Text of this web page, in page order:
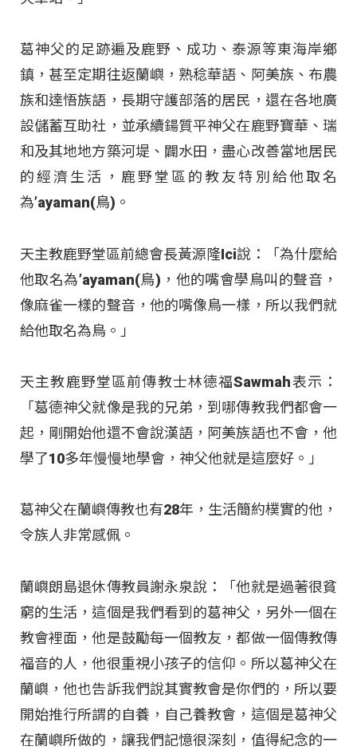
葛神父的足跡遍及鹿野、成功、泰源等東海岸鄉
鎮，甚至定期往返蘭嶼，熟稔華語、阿美族、布農
族和達悟族語，長期守護部落的居民，還在各地廣
設儲蓄互助社，並承續鍚質平神父在鹿野寶華、瑞
和及其地地方築河堤、闢水田，盡心改善當地居民
的經濟生活，鹿野堂區的教友特別給他取名
為’ayaman(鳥)。
天主教鹿野堂區前總會長黃源隆Ici說：「為什麼給
他取名為’ayaman(鳥)，他的嘴會學鳥叫的聲音，
像麻雀一樣的聲音，他的嘴像鳥一樣，所以我們就
給他取名為鳥。」
天主教鹿野堂區前傳教士林德福Sawmah表示：
「葛德神父就像是我的兄弟，到哪傳教我們都會一
起，剛開始他還不會說漢語，阿美族語也不會，他
學了10多年慢慢地學會，神父他就是這麼好。」
葛神父在蘭嶼傳教也有28年，生活簡約樸實的他，
令族人非常感佩。
蘭嶼朗島退休傳教員謝永泉說：「他就是過著很貧
窮的生活，這個是我們看到的葛神父，另外一個在
教會裡面，他是鼓勵每一個教友，都做一個傳教傳
福音的人，他很重視小孩子的信仰。所以葛神父在
蘭嶼，他也告訴我們說其實教會是你們的，所以要
開始推行所謂的自養，自己養教會，這個是葛神父
在蘭嶼所做的，讓我們記憶很深刻，值得紀念的一